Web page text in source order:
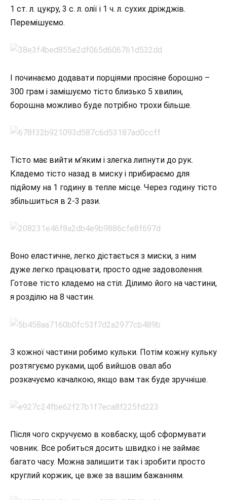
1 ст. л. цукру, 3 с. л. олії і 1 ч. л. сухих дріжджів.
Перемішуємо.
І починаємо додавати порціями просіяне борошно –
300 грам і замішуємо тісто близько 5 хвилин,
борошна можливо буде потрібно трохи більше.
Тісто має вийти м’яким і злегка липнути до рук.
Кладемо тісто назад в миску і прибираємо для
підйому на 1 годину в тепле місце. Через годину тісто
збільшиться в 2-3 рази.
Воно еластичне, легко дістається з миски, з ним
дуже легко працювати, просто одне задоволення.
Готове тісто кладемо на стіл. Ділимо його на частини,
я розділю на 8 частин.
З кожної частини робимо кульки. Потім кожну кульку
розтягуємо руками, щоб вийшов овал або
розкачуємо качалкою, якщо вам так буде зручніше.
Після чого скручуємо в ковбаску, щоб сформувати
човник. Все робиться досить швидко і не займає
багато часу. Можна залишити так і зробити просто
круглий коржик, це вже за вашим бажанням.